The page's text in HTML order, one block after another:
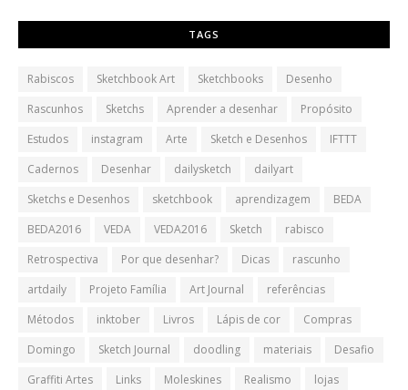
TAGS
Rabiscos Sketchbook Art Sketchbooks
Desenho
Rascunhos
Sketchs Aprender a desenhar
Propósito
Estudos
instagram Arte Sketch e Desenhos
IFTTT
Cadernos
Desenhar dailysketch
dailyart
Sketchs e Desenhos
sketchbook aprendizagem
BEDA
BEDA2016
VEDA VEDA2016 Sketch
rabisco
Retrospectiva
Por que desenhar? Dicas
rascunho
artdaily
Projeto Família Art Journal
referências
Métodos
inktober Livros Lápis de cor
Compras
Domingo
Sketch Journal doodling materiais
Desafio
Graffiti Artes
Links Moleskines Realismo
lojas